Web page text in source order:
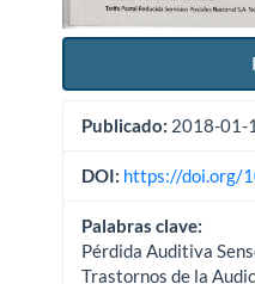
Publicado: 2018-01-
DOI: https://doi.org/
Palabras clave:
Pérdida Auditiva
Trastornos de la